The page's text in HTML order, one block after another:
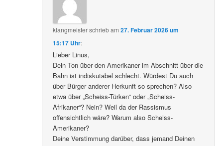
klangmeisterschriebam27. Februar 2026 um
15:17 Uhr:
Lieber Linus,
Dein Ton über den Amerikaner im Abschnitt über die
Bahn ist indiskutabel schlecht. Würdest Du auch
über Bürger anderer Herkunft so sprechen? Also
etwa über „Scheiss-Türken“ oder „Scheiss-
Afrikaner“? Nein? Weil da der Rassismus
offensichtlich wäre? Warum also Scheiss-
Amerikaner?
Deine Verstimmung darüber, dass jemand Deinen